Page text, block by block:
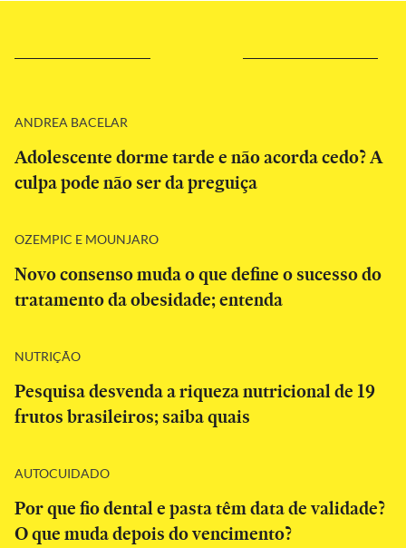
ANDREA BACELAR
Adolescente dorme tarde e não acorda cedo? A
culpa pode não ser da preguiça
OZEMPIC E MOUNJARO
Novo consenso muda o que define o sucesso do
tratamento da obesidade; entenda
NUTRIÇÃO
Pesquisa desvenda a riqueza nutricional de 19
frutos brasileiros; saiba quais
AUTOCUIDADO
Por que fio dental e pasta têm data de validade?
O que muda depois do vencimento?